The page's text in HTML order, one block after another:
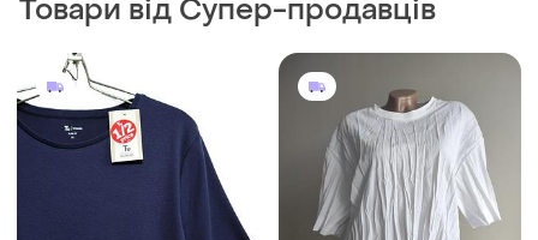
Товари від Супер-продавців